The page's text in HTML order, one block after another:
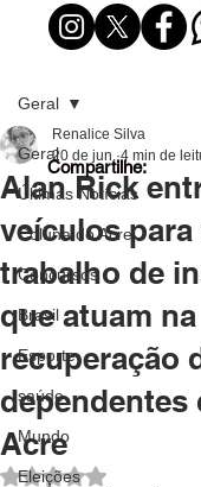
Geral
Últimas Notícias
Coluna do Acre
Concursos
Brasil
Esporte
saúde
Mundo
Eleições
Geral
Alan Rick
veículos
trabalho de
que atuam na
recuperação
Acre
Renalice Silva
20 de jun. 4 min de
Avaliado com
Compartilhe: